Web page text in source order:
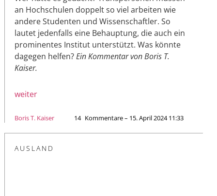
an Hochschulen doppelt so viel arbeiten wie
andere Studenten und Wissenschaftler. So
lautet jedenfalls eine Behauptung, die auch ein
prominentes Institut unterstützt. Was könnte
dagegen helfen?Ein Kommentar von Boris T.
Kaiser.
weiter
Boris T. Kaiser 14 Kommentare – 15. April 2024 11:33
AUSLAND